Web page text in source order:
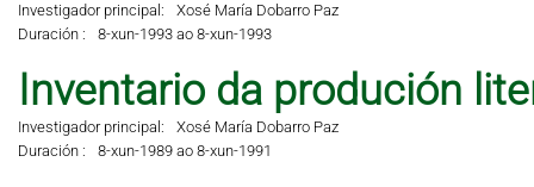
Investigador principal:
Xosé María Dobarro Paz
Duración :
8-xun-1993 ao 8-xun-1993
Inventario da produción
Investigador principal:
Xosé María Dobarro Paz
Duración :
8-xun-1989 ao 8-xun-1991